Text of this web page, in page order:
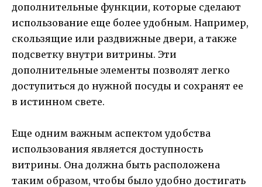
дополнительные функции, которые сделают
использование еще более удобным. Например,
скользящие или раздвижные двери, а также
подсветку внутри витрины. Эти
дополнительные элементы позволят легко
доступиться до нужной посуды и сохранят ее
в истинном свете.
Еще одним важным аспектом удобства
использования является доступность
витрины. Она должна быть расположена
таким образом, чтобы было удобно достигать